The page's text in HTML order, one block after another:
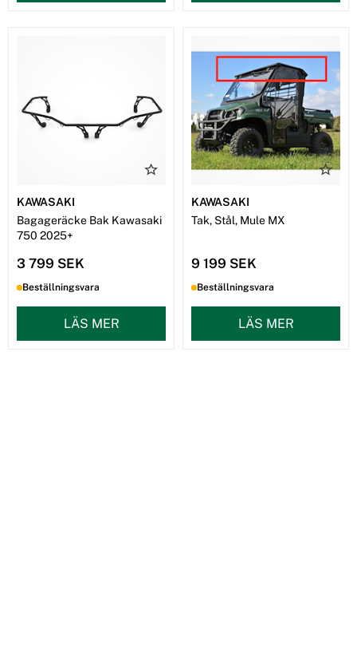
KAWASAKI
Bagageräcke Bak Kawasaki
750 2025+
3 799 SEK
Beställningsvara
LÄS MER
KAWASAKI
Tak, Stål, Mule MX
9 199 SEK
Beställningsvara
LÄS MER